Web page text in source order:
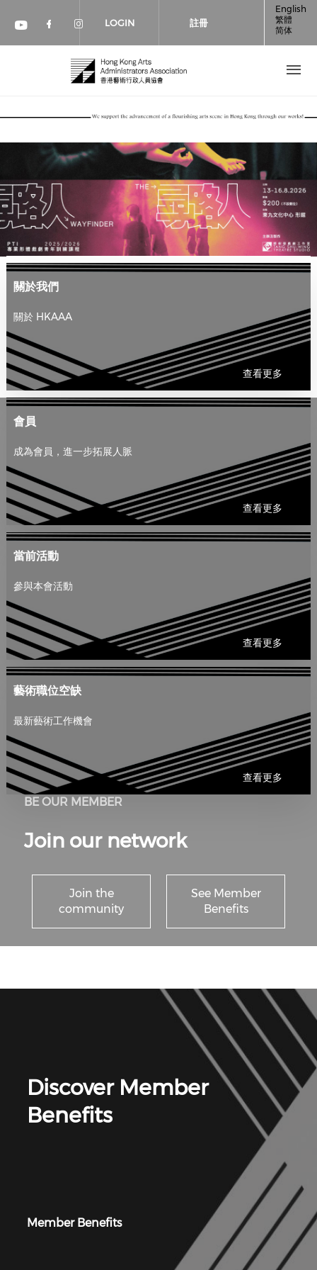
Check our social media on youtube
Check our social media on
Check our social media on
LOGIN 註冊
English
繁體
简体
關於我們
關於 HKAAA
查看更多
會員
成為會員，進一步拓展人脈
查看更多
當前活動
參與本會活動
查看更多
藝術職位空缺
最新藝術工作機會
查看更多
BE OUR MEMBER
Join our network
Join the
community
See Member
Benefits
Discover Member
Benefits
Member Benefits